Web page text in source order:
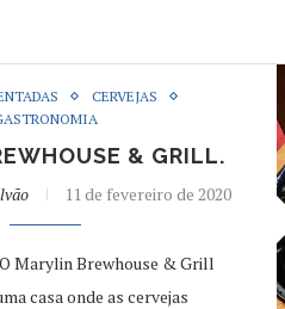
CERVEJAS
& GRILL.
11 de fevereiro de 2020
Marylin Brewhouse & Grill
casa onde as cervejas